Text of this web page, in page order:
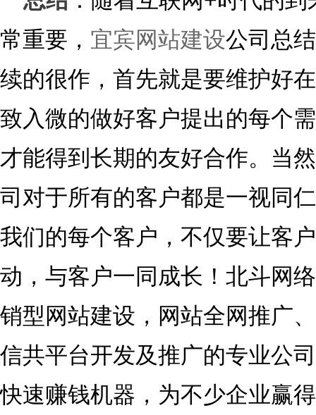
常重要， 宜宾网站建设公司总
续的很作，首先就是要维护好
致入微的做好客户提出的每个
才能得到长期的友好合作。当
司对于所有的客户都是一视同
我们的每个客户，不仅要让客
动，与客户一同成长！ 北斗网
销型网站建设，网站全网推广
信共平台开发及推广的专业公
快速赚钱机器，为不少企业赢